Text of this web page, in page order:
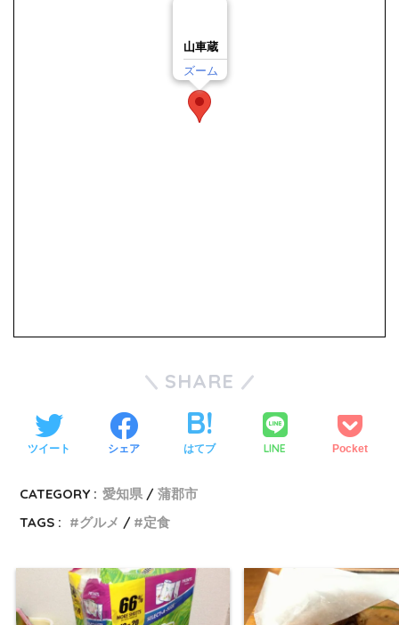
山車蔵
ズーム
SHARE
ツイート シェア はてブ LINE Pocket
CATEGORY : 愛知県
蒲郡市
TAGS :
グルメ 定食